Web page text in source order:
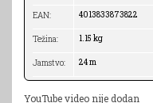
EAN: 4013833873822
Težina: 1.15 kg
Jamstvo: 24 m
YouTube video nije dodan